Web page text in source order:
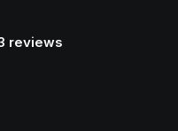
reviews